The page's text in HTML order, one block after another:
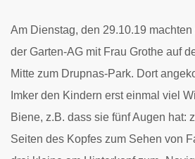
Am Dienstag, den 29.10.19
der Garten-AG mit Frau Grothe auf
Mitte zum Drupnas-Park. Dort
Imker den Kindern erst einmal viel
Biene, z.B. dass sie fünf Augen hat:
Seiten des Kopfes zum Sehen von